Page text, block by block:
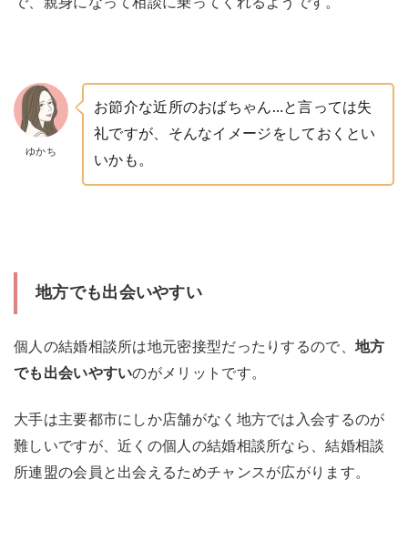
で、親身になって相談に乗ってくれるようです。
ゆかち
お節介な近所のおばちゃん…と言っては失
礼ですが、そんなイメージをしておくとい
いかも。
地方でも出会いやすい
個人の結婚相談所は地元密接型だったりするので、 地方
でも出会いやすいのがメリットです。
大手は主要都市にしか店舗がなく地方では入会するのが
難しいですが、近くの個人の結婚相談所なら、結婚相談
所連盟の会員と出会えるためチャンスが広がります。